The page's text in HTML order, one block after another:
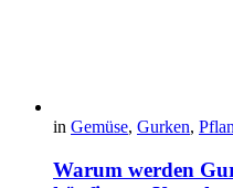
in Gemüse, Gurken,
Warum werden